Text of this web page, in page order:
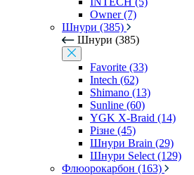
Owner (7)
Шнури (385)
Шнури (385)
Favorite (33)
Intech (62)
Shimano (13)
Sunline (60)
YGK X-Braid (14)
Різне (45)
Шнури Brain (29)
Шнури Select (129)
Флюорокарбон (163)